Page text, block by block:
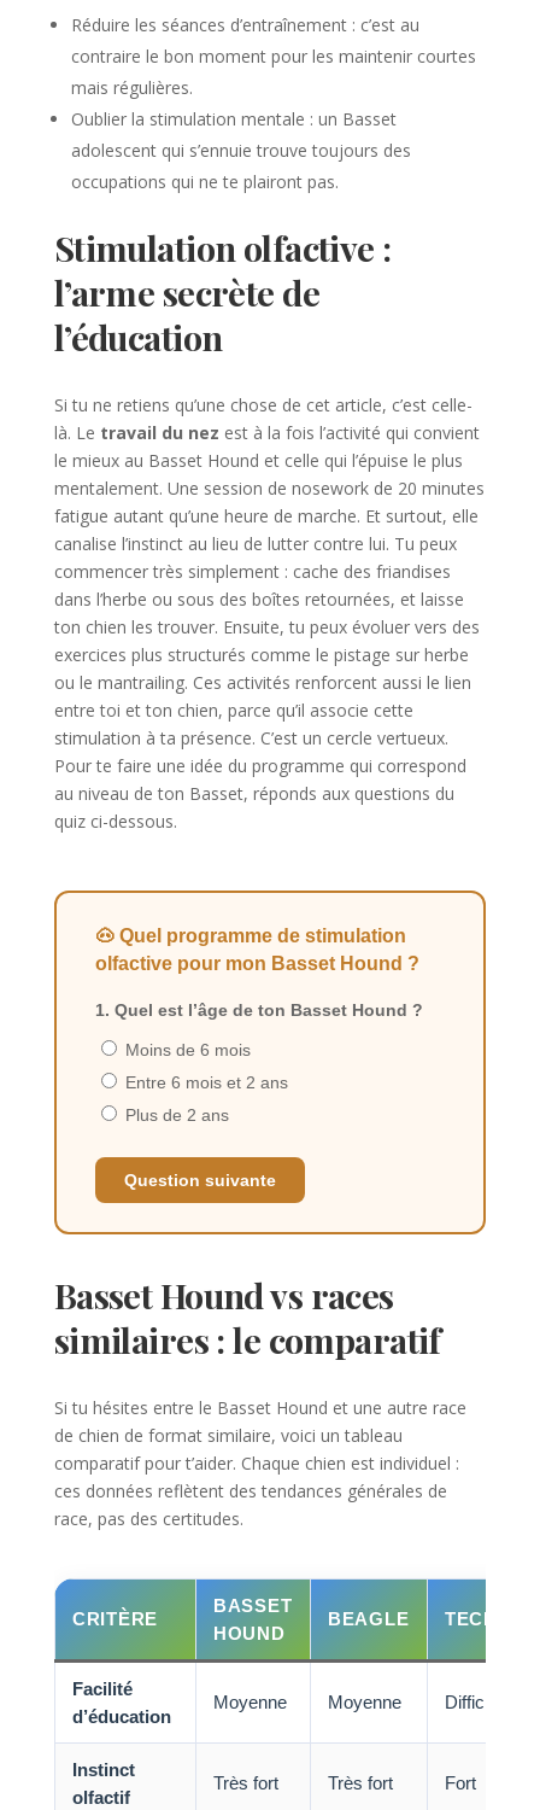
Réduire les séances d’entraînement : c’est au
contraire le bon moment pour les maintenir courtes
mais régulières.
Oublier la stimulation mentale : un Basset
adolescent qui s’ennuie trouve toujours des
occupations qui ne te plairont pas.
Stimulation olfactive :
l’arme secrète de
l’éducation
Si tu ne retiens qu’une chose de cet article, c’est celle-
là. Le travail du nez est à la fois l’activité qui convient
le mieux au Basset Hound et celle qui l’épuise le plus
mentalement. Une session de nosework de 20 minutes
fatigue autant qu’une heure de marche. Et surtout, elle
canalise l’instinct au lieu de lutter contre lui. Tu peux
commencer très simplement : cache des friandises
dans l’herbe ou sous des boîtes retournées, et laisse
ton chien les trouver. Ensuite, tu peux évoluer vers des
exercices plus structurés comme le pistage sur herbe
ou le mantrailing. Ces activités renforcent aussi le lien
entre toi et ton chien, parce qu’il associe cette
stimulation à ta présence. C’est un cercle vertueux.
Pour te faire une idée du programme qui correspond
au niveau de ton Basset, réponds aux questions du
quiz ci-dessous.
🐽 Quel programme de stimulation
olfactive pour mon Basset Hound ?
1. Quel est l’âge de ton Basset Hound ?
Moins de 6 mois
Entre 6 mois et 2 ans
Plus de 2 ans
Question suivante
Basset Hound vs races
similaires : le comparatif
Si tu hésites entre le Basset Hound et une autre race
de chien de format similaire, voici un tableau
comparatif pour t’aider. Chaque chien est individuel :
ces données reflètent des tendances générales de
race, pas des certitudes.
CRITÈRE
BASSET
HOUND
BEAGLE TECKEL
Facilité
d’éducation
Moyenne Moyenne Difficile
Instinct
olfactif
Très fort Très fort Fort